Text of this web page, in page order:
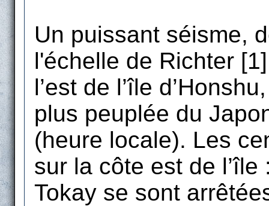
Un puissant séisme,
l'échelle de Richter
l’est de l’île
plus peuplée du
(heure locale). Les
sur la côte est de
Tokay se sont